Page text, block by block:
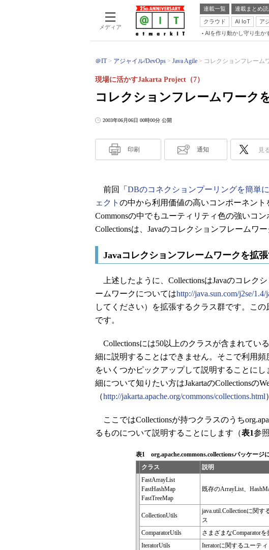
メディア
連載一覧 連載まとめ
クラウド
AI IoT ア
AIを作り動かし守り生か
＠IT アジャイル/DevOps Java Agile コレクションフレーム
コレクションフレームワーク
現場に活かすJakarta Project（7）
2003年06月06日 00時00分 公開
印刷 通知 見
前回「 DBのコネクションプーリングを簡単
ェクト の中から利用価値の高いコンポーネント
Commonsの中でもユーティリティ色の強いコ
Collectionsは、Javaのコレクションフレームワ
Javaコレクションフレームワークを拡張
上述したように、CollectionsはJavaのコレク
ームワークについてはhttp://java.sun.com/j2se/
してください）を拡張するクラス群です。こ
です。
Collectionsには50以上のクラスが含まれてい
細に説明することはできません。そこで利用
をいくつかピックアップして説明することに
細について知りたい方はJakartaのCollectionsの
（http://jakarta.apache.org/commons/collections.html
ここではCollectionsが持つクラスのうち
るものについて説明することにします（表1参
表1 org.apache.commons.collectionsパッケージ
クラス
説明
FastArrayList
FastHashMap
FastTreeMap
既存のArrayList、
CollectionUtils
java.util.Collectionに関
ス
ComparatorUtils
さまざまなComparator
IteratorUtils
Iteratorに関するユーテ